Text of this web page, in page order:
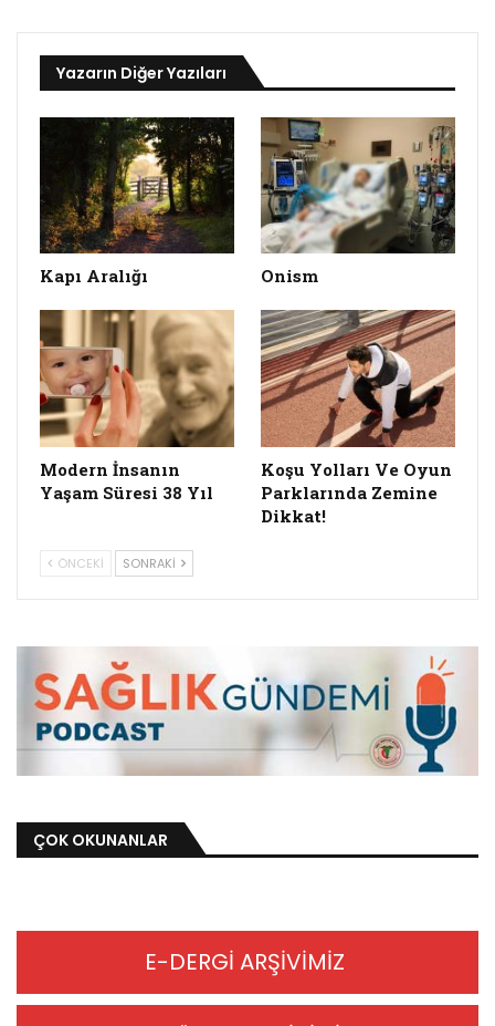
Yazarın Diğer Yazıları
Kapı Aralığı Onism
Modern İnsanın
Yaşam Süresi 38 Yıl
Koşu Yolları Ve Oyun
Parklarında Zemine
Dikkat!
ÖNCEKI SONRAKI
ÇOK OKUNANLAR
E-DERGİ ARŞİVİMİZ